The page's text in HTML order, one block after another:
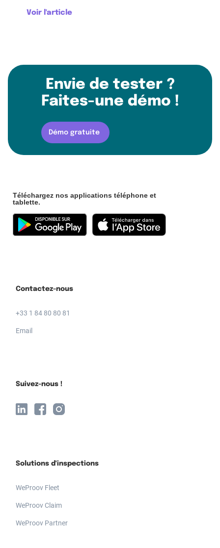
Voir l'article
Envie de tester ?
Faites-une démo !
Démo gratuite
Téléchargez nos applications téléphone et
tablette.
Contactez-nous
+33 1 84 80 80 81
Email
Suivez-nous !
Solutions d'inspections
WeProov Fleet
WeProov Claim
WeProov Partner